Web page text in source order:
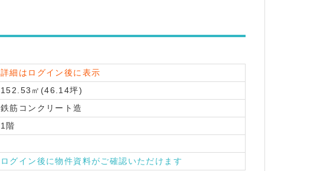
詳細はログイン後に表示
152.53㎡(46.14坪)
鉄筋コンクリート造
1階
ログイン後に物件資料がご確認いただけます